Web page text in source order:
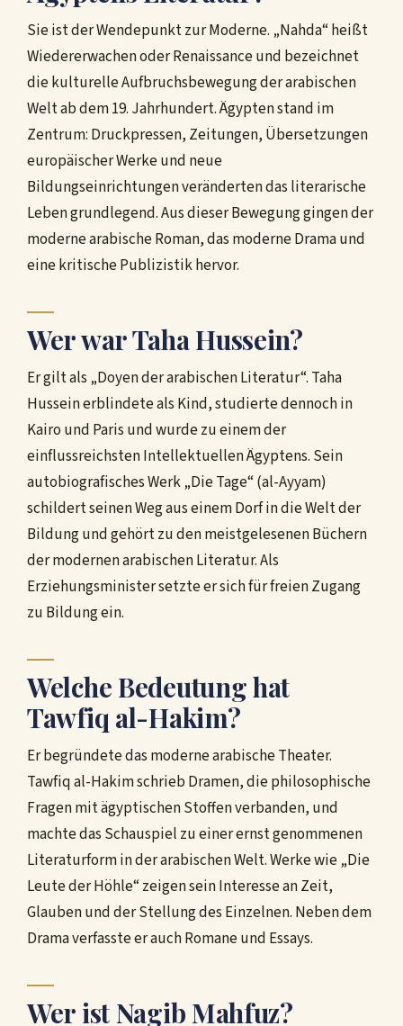
Sie ist der Wendepunkt zur Moderne. „Nahda“ heißt
Wiedererwachen oder Renaissance und bezeichnet
die kulturelle Aufbruchsbewegung der arabischen
Welt ab dem 19. Jahrhundert. Ägypten stand im
Zentrum: Druckpressen, Zeitungen, Übersetzungen
europäischer Werke und neue
Bildungseinrichtungen veränderten das literarische
Leben grundlegend. Aus dieser Bewegung gingen der
moderne arabische Roman, das moderne Drama und
eine kritische Publizistik hervor.
Wer war Taha Hussein?
Er gilt als „Doyen der arabischen Literatur“. Taha
Hussein erblindete als Kind, studierte dennoch in
Kairo und Paris und wurde zu einem der
einflussreichsten Intellektuellen Ägyptens. Sein
autobiografisches Werk „Die Tage“ (al-Ayyam)
schildert seinen Weg aus einem Dorf in die Welt der
Bildung und gehört zu den meistgelesenen Büchern
der modernen arabischen Literatur. Als
Erziehungsminister setzte er sich für freien Zugang
zu Bildung ein.
Welche Bedeutung hat
Tawfiq al-Hakim?
Er begründete das moderne arabische Theater.
Tawfiq al-Hakim schrieb Dramen, die philosophische
Fragen mit ägyptischen Stoffen verbanden, und
machte das Schauspiel zu einer ernst genommenen
Literaturform in der arabischen Welt. Werke wie „Die
Leute der Höhle“ zeigen sein Interesse an Zeit,
Glauben und der Stellung des Einzelnen. Neben dem
Drama verfasste er auch Romane und Essays.
Wer ist Nagib Mahfuz?